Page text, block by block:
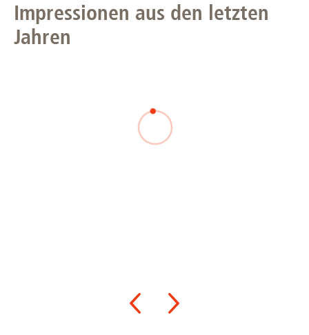
Impressionen aus den letzten
Jahren